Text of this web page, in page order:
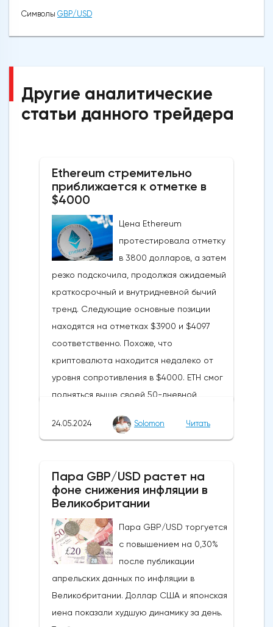
Символы GBP/USD
Другие аналитические
статьи данного трейдера
Ethereum стремительно
приближается к отметке в
$4000
Цена Ethereum
протестировала отметку
в 3800 долларов, а затем
резко подскочила, продолжая ожидаемый
краткосрочный и внутридневной бычий
тренд. Следующие основные позиции
находятся на отметках $3900 и $4097
соответственно. Похоже, что
криптовалюта находится недалеко от
уровня сопротивления в $4000. ETH смог
подняться выше своей 50-дневной
бычьих колебаний, которые могут развеять
криптовалюты.Курс супер-альткоина не
рос до тех пор, пока за неделю до
21Shares и ARK не утвердили спотовые ETF
на Ethereum. К счастью для Ethereum, в
понедельник, 20 мая, ожидания стали
более оптимистичными, что помогло
криптовалюте вырасти более чем на 20%.
Таким образом, Ethereum преодолел
24.05.2024 Solomon Читать
Пара GBP/USD растет на
фоне снижения инфляции в
Великобритании
Пара GBP/USD торгуется
с повышением на 0,30%
после публикации
апрельских данных по инфляции в
Великобритании. Доллар США и японская
иена показали худшую динамику за день.